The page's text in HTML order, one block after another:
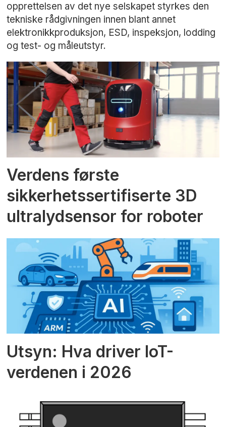
opprettelsen av det nye selskapet styrkes den
tekniske rådgivningen innen blant annet
elektronikkproduksjon, ESD, inspeksjon, lodding
og test- og måleutstyr.
Verdens første
sikkerhetssertifiserte 3D
ultralydsensor for roboter
Utsyn: Hva driver IoT-
verdenen i 2026